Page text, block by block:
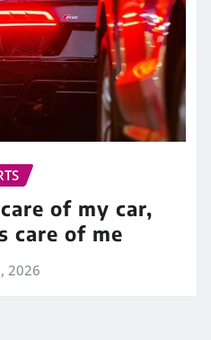
of my car,
care of me
2026